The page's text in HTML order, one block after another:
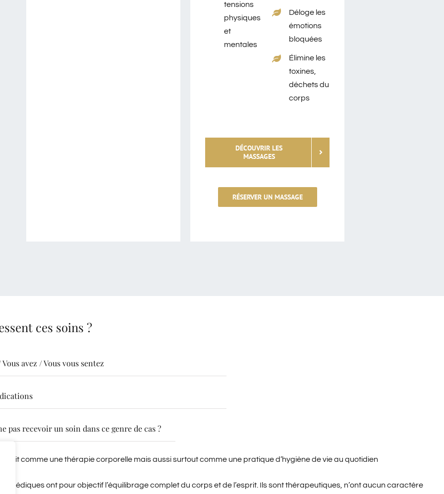
tensions
physiques
et
mentales
Déloge les
émotions
bloquées
Élimine les
toxines,
déchets du
corps
DÉCOUVRIR LES
MASSAGES
RÉSERVER UN MASSAGE
ces soins ?
Vous avez / Vous vous sentez
pas recevoir un soin dans ce genre de cas ?
comme une thérapie corporelle mais aussi surtout comme une pratique d’hygiène de vie au quotidien
ont pour objectif l’équilibrage complet du corps et de l’esprit. Ils sont thérapeutiques, n’ont aucun caractère